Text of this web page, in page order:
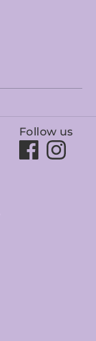
Follow us